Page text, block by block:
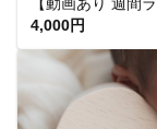
4,000円